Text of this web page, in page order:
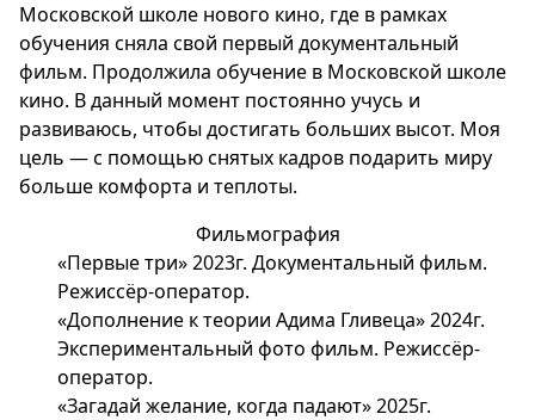
Московской школе нового кино, где в рамках
обучения сняла свой первый документальный
фильм. Продолжила обучение в Московской школе
кино. В данный момент постоянно учусь и
развиваюсь, чтобы достигать больших высот. Моя
цель — с помощью снятых кадров подарить миру
больше комфорта и теплоты.
Фильмография
«Первые три» 2023г. Документальный фильм.
Режиссёр-оператор.
«Дополнение к теории Адима Гливеца» 2024г.
Экспериментальный фото фильм. Режиссёр-
оператор.
«Загадай желание, когда падают» 2025г.